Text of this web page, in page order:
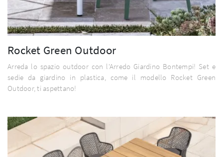
Rocket Green Outdoor
Arreda lo spazio outdoor con l'Arredo Giardino Bontempi! Set e
sedie da giardino in plastica, come il modello Rocket Green
Outdoor, ti aspettano!